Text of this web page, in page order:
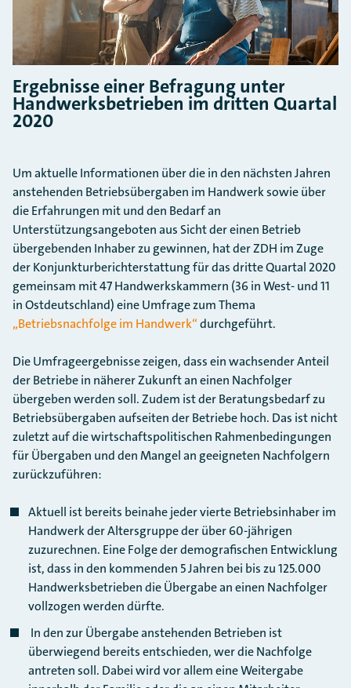
Ergebnisse einer Befragung unter
Handwerksbetrieben im dritten Quartal
2020
Um aktuelle Informationen über die in den nächsten Jahren
anstehenden Betriebsübergaben im Handwerk sowie über
die Erfahrungen mit und den Bedarf an
Unterstützungsangeboten aus Sicht der einen Betrieb
übergebenden Inhaber zu gewinnen, hat der ZDH im Zuge
der Konjunkturberichterstattung für das dritte Quartal 2020
gemeinsam mit 47 Handwerkskammern (36 in West- und 11
in Ostdeutschland) eine Umfrage zum Thema
„Betriebsnachfolge im Handwerk“durchgeführt.
Die Umfrageergebnisse zeigen, dass ein wachsender Anteil
der Betriebe in näherer Zukunft an einen Nachfolger
übergeben werden soll. Zudem ist der Beratungsbedarf zu
Betriebsübergaben aufseiten der Betriebe hoch. Das ist nicht
zuletzt auf die wirtschaftspolitischen Rahmenbedingungen
für Übergaben und den Mangel an geeigneten Nachfolgern
zurückzuführen:
Aktuell ist bereits beinahe jeder vierte Betriebsinhaber im
Handwerk der Altersgruppe der über 60-jährigen
zuzurechnen. Eine Folge der demografischen Entwicklung
ist, dass in den kommenden 5 Jahren bei bis zu 125.000
Handwerksbetrieben die Übergabe an einen Nachfolger
vollzogen werden dürfte.
In den zur Übergabe anstehenden Betrieben ist
überwiegend bereits entschieden, wer die Nachfolge
antreten soll. Dabei wird vor allem eine Weitergabe